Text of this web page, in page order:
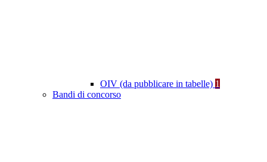
OIV (da pubblicare in tabelle) 1
Bandi di concorso